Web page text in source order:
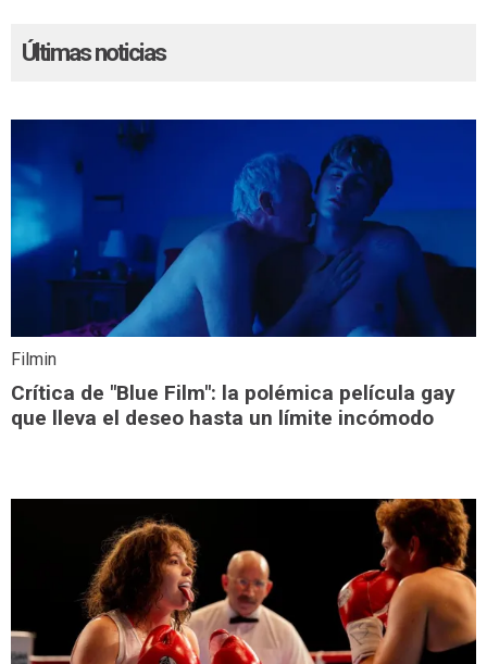
Últimas noticias
Filmin
Crítica de "Blue Film": la polémica película gay
que lleva el deseo hasta un límite incómodo